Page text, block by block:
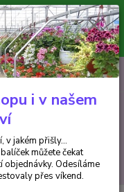
shopu je 300 Kč.
a balíček můžete čekat
Objednávky
přišly...
Hledat
0ks
za0 Kč
i v našem
v jakém přišly...
můžete čekat
objednávky. Odesíláme
přes víkend.